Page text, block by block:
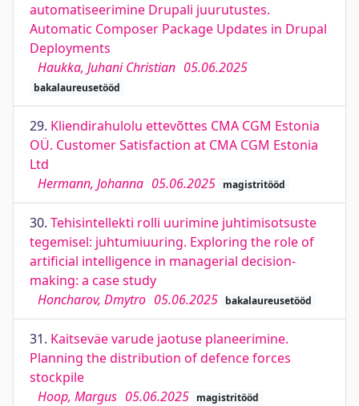
automatiseerimine Drupali juurutustes.
Automatic Composer Package Updates in Drupal
Deployments
Haukka, Juhani Christian 05.06.2025
bakalaureusetööd
29. Kliendirahulolu ettevõttes CMA CGM Estonia
OÜ. Customer Satisfaction at CMA CGM Estonia
Ltd
Hermann, Johanna 05.06.2025 magistritööd
30. Tehisintellekti rolli uurimine juhtimisotsuste
tegemisel: juhtumiuuring. Exploring the role of
artificial intelligence in managerial decision-
making: a case study
Honcharov, Dmytro 05.06.2025 bakalaureusetööd
31. Kaitseväe varude jaotuse planeerimine.
Planning the distribution of defence forces
stockpile
Hoop, Margus 05.06.2025 magistritööd